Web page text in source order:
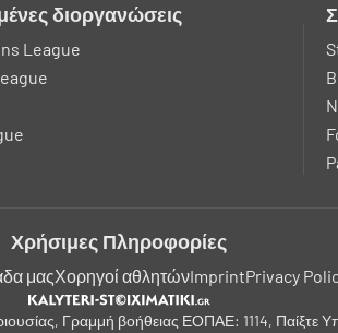
διοργανώσεις
League
Χρήσιμες Πληροφορίες
μαςΧορηγοί αθλητώνImprintPrivacy
Γραμμή βοήθειας ΕΟΠΑΕ: 1114, Παίξτε